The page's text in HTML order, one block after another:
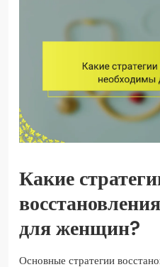
Какие
для женщин?
Основные стратегии